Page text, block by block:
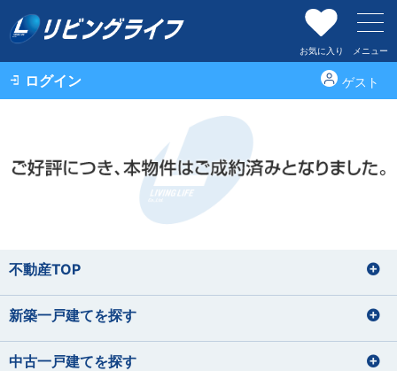
お気に入り メニュー
ログイン ゲスト
不動産TOP
新築一戸建てを探す
中古一戸建てを探す